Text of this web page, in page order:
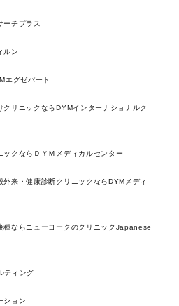
ーチプラス
ルン
エグゼパート
リニックならDYMインターナショナルク
クならＤＹＭメディカルセンター
来・健康診断クリニックならDYMメディ
種ならニューヨークのクリニックJapanese
ティング
ション